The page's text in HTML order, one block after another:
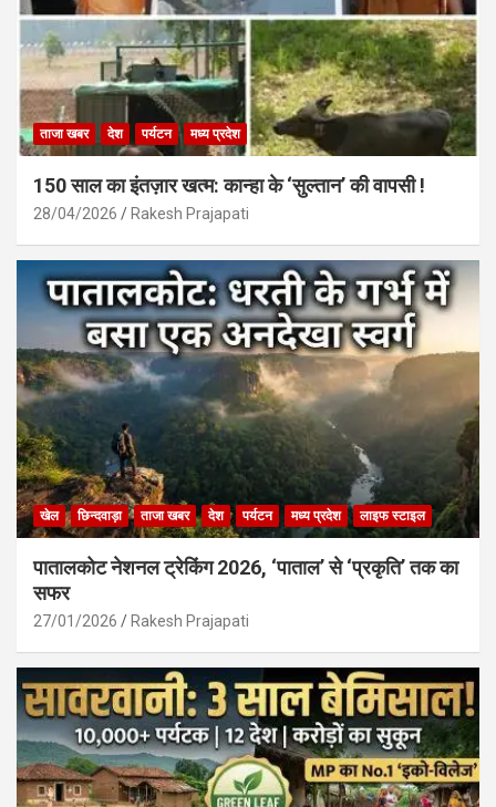
ताजा खबर देश पर्यटन मध्य प्रदेश
150 साल का इंतज़ार खत्म: कान्हा के ‘सुल्तान’ की वापसी !
28/04/2026 Rakesh Prajapati
खेल छिन्दवाड़ा ताजा खबर देश पर्यटन मध्य प्रदेश लाइफ स्टाइल
पातालकोट नेशनल ट्रेकिंग 2026, ‘पाताल’ से ‘प्रकृति’ तक का
सफर
27/01/2026 Rakesh Prajapati